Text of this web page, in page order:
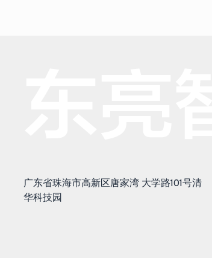
广东省珠海市高新区唐家湾 大学路101号清
华科技园